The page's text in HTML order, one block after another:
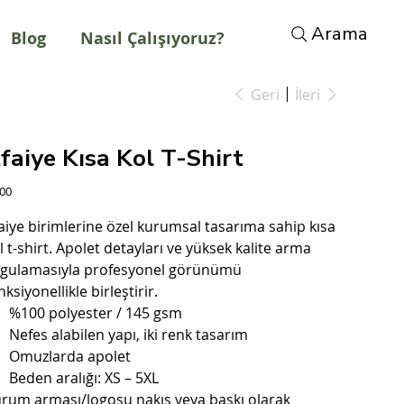
Blog Nasıl Çalışıyoruz? Arama
Geri İleri
Kısa Kol T-Shirt
birimlerine özel kurumsal tasarıma sahip kısa
t-shirt. Apolet detayları ve yüksek kalite arma
profesyonel görünümü
birleştirir.
%100 polyester / 145 gsm
Nefes alabilen yapı, iki renk tasarım
Omuzlarda apolet
Beden aralığı: XS – 5XL
arması/logosu nakış veya baskı olarak